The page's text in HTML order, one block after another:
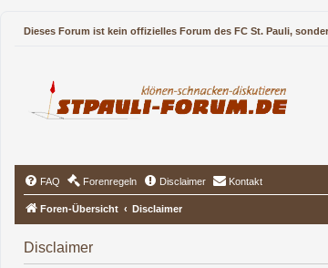
Dieses Forum ist kein offizielles Forum des FC St. Pauli,
FAQ Forenregeln Disclaimer Kontakt
Foren-Übersicht Disclaimer
Disclaimer